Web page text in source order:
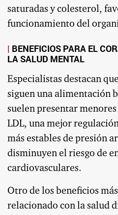
saturadas y colesterol,
funcionamiento del
BENEFICIOS PARA EL
LA SALUD MENTAL
Especialistas destacan
siguen una alimentación
suelen presentar
LDL, una mejor
más estables de presión
disminuyen el riesgo de
cardiovasculares.
Otro de los beneficios
relacionado con la salud